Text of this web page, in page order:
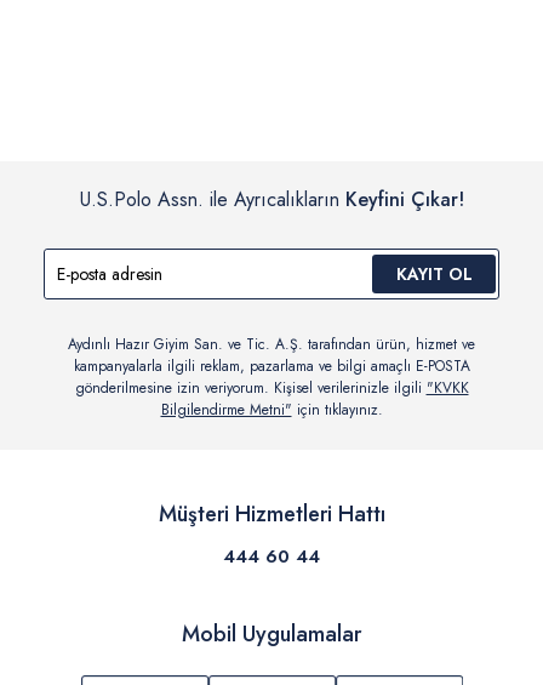
U.S.Polo Assn. ile Ayrıcalıkların Keyfini Çıkar!
KAYIT OL
Aydınlı Hazır Giyim San. ve Tic. A.Ş. tarafından ürün, hizmet ve
kampanyalarla ilgili reklam, pazarlama ve bilgi amaçlı E-POSTA
gönderilmesine izin veriyorum. Kişisel verilerinizle ilgili "KVKK
Bilgilendirme Metni" için tıklayınız.
Müşteri Hizmetleri Hattı
444 60 44
Mobil Uygulamalar